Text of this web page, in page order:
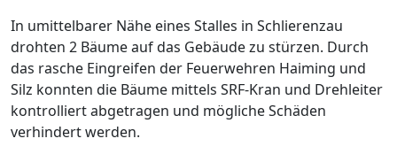
In umittelbarer Nähe eines Stalles in Schlierenzau
drohten 2 Bäume auf das Gebäude zu stürzen. Durch
das rasche Eingreifen der Feuerwehren Haiming und
Silz konnten die Bäume mittels SRF-Kran und Drehleiter
kontrolliert abgetragen und mögliche Schäden
verhindert werden.